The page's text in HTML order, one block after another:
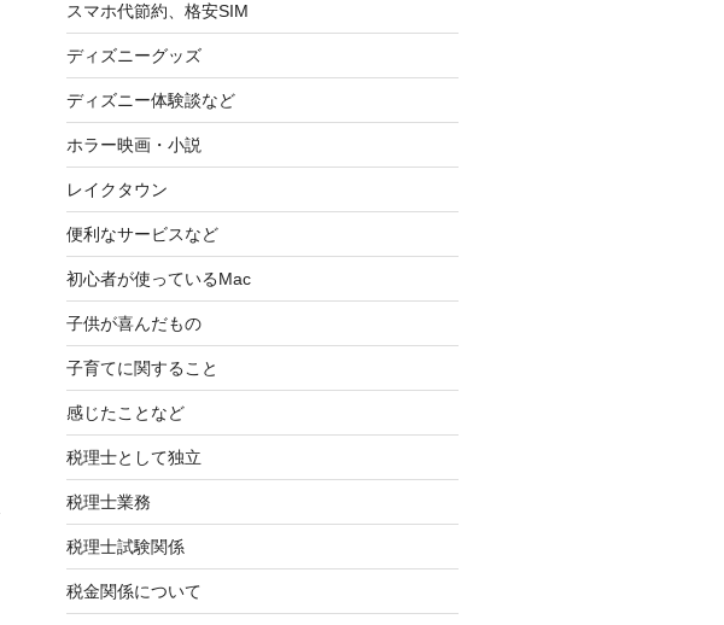
スマホ代節約、格安SIM
ディズニーグッズ
ディズニー体験談など
ホラー映画・小説
レイクタウン
便利なサービスなど
初心者が使っているMac
子供が喜んだもの
子育てに関すること
感じたことなど
税理士として独立
税理士業務
税理士試験関係
税金関係について